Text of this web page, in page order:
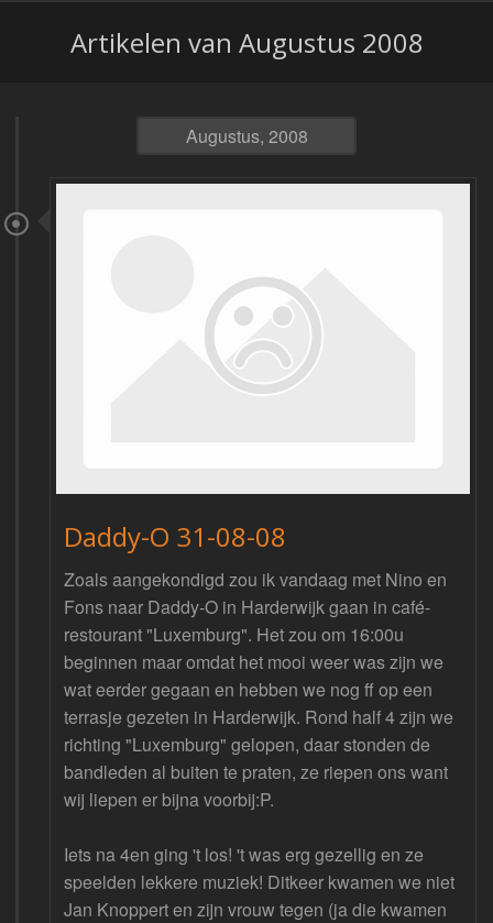
Artikelen van Augustus 2008
Augustus, 2008
Daddy-O 31-08-08
Zoals aangekondigd zou ik vandaag met Nino en
Fons naar Daddy-O in Harderwijk gaan in café-
restourant "Luxemburg". Het zou om 16:00u
beginnen maar omdat het mooi weer was zijn we
wat eerder gegaan en hebben we nog ff op een
terrasje gezeten in Harderwijk. Rond half 4 zijn we
richting "Luxemburg" gelopen, daar stonden de
bandleden al buiten te praten, ze riepen ons want
wij liepen er bijna voorbij:P.
Iets na 4en ging 't los! 't was erg gezellig en ze
speelden lekkere muziek! Ditkeer kwamen we niet
Jan Knoppert en zijn vrouw tegen (ja die kwamen